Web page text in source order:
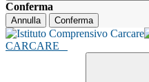
Conferma
Annulla Conferma
CARCARE